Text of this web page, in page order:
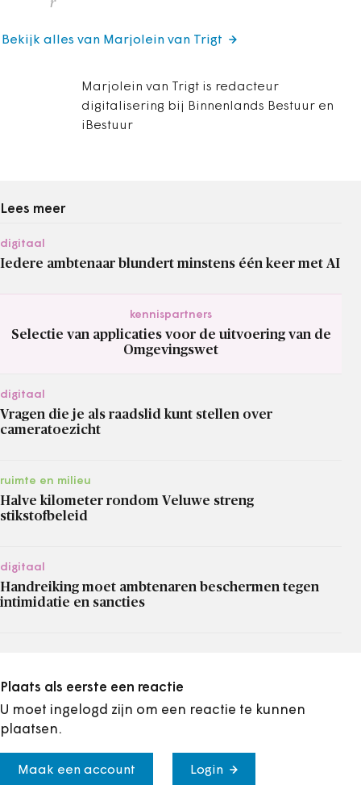
Marjolein van Trigt is redacteur
digitalisering bij Binnenlands Bestuur en
iBestuur
Bekijk alles van Marjolein van Trigt
Lees meer
digitaal
Iedere ambtenaar blundert minstens één keer met AI
kennispartners
Selectie van applicaties voor de uitvoering van de
Omgevingswet
digitaal
Vragen die je als raadslid kunt stellen over
cameratoezicht
ruimte en milieu
Halve kilometer rondom Veluwe streng
stikstofbeleid
digitaal
Handreiking moet ambtenaren beschermen tegen
intimidatie en sancties
Plaats als eerste een reactie
U moet ingelogd zijn om een reactie te kunnen
plaatsen.
Maak een account Login